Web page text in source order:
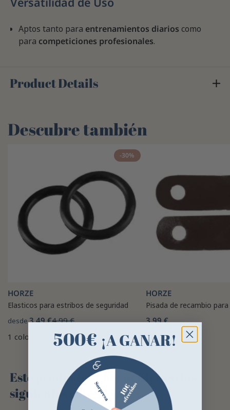
Aptos tanto para entrenamientos diarios como
para competiciones profesionales.
Product Details
Descubre también
-30%
HORZE
Elasticos para estribos de seguridad
desde3,49 €4,99 €
1 color
HORZE
Pisada de recambio
3,99 €
Este producto se encuentra en las
siguientes categorías
500€ ¡A GANAR!